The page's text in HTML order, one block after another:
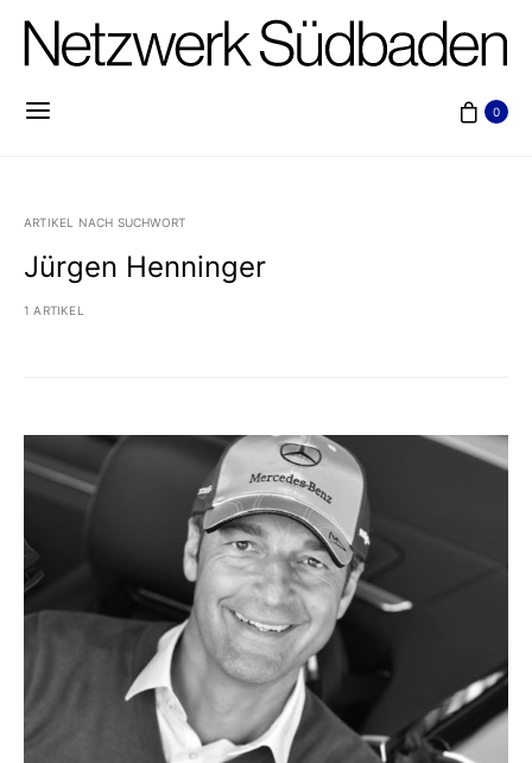
0
ARTIKEL NACH SUCHWORT
Jürgen Henninger
1 ARTIKEL